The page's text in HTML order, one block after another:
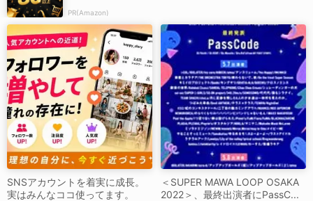
PR(Amazon)
SNSアカウントを着実に成長。
実はみんなココ使ってます。
＜SUPER MAWA LOOP OSAKA
2022＞、最終出演者にPassC...